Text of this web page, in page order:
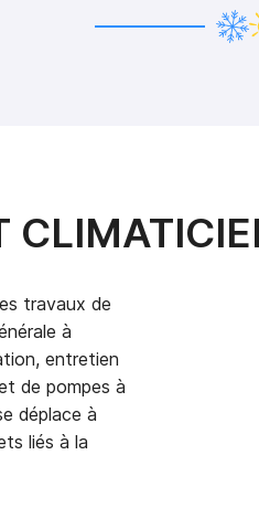
désinscrire
travaux de
à
entretien
de pompes à
déplace à
liés à la